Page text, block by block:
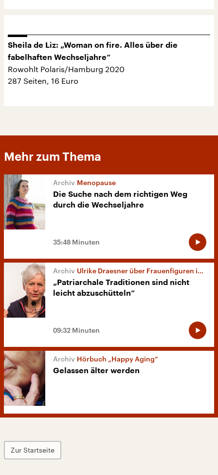
Sheila de Liz: „Woman on fire. Alles über die
fabelhaften Wechseljahre“
Rowohlt Polaris/Hamburg 2020
287 Seiten, 16 Euro
Mehr zum Thema
Menopause
Die Suche nach dem richtigen Weg
durch die Wechseljahre
35:48 Minuten
Ulrike Draesner über Frauenfiguren in der Literatur
„Patriarchale Traditionen sind nicht
leicht abzuschütteln“
09:32 Minuten
Hörbuch „Happy Aging“
Gelassen älter werden
Zur Startseite